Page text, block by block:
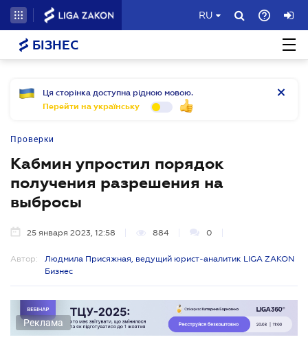
RU
БІЗНЕС
Ця сторінка доступна рідною мовою.
Перейти на українську
Проверки
Кабмин упростил порядок
получения разрешения на
выбросы
25 января 2023, 12:58 884 0
Автор:
Людмила Присяжная, ведущий юрист-аналитик LIGA ZAKON
Бизнес
Реклама